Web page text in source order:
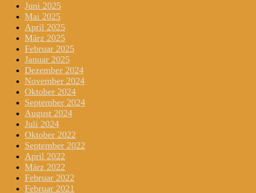
Juni 2025
Mai 2025
April 2025
März 2025
Februar 2025
Januar 2025
Dezember 2024
November 2024
Oktober 2024
September 2024
August 2024
Juli 2024
Oktober 2022
September 2022
April 2022
März 2022
Februar 2022
Februar 2021